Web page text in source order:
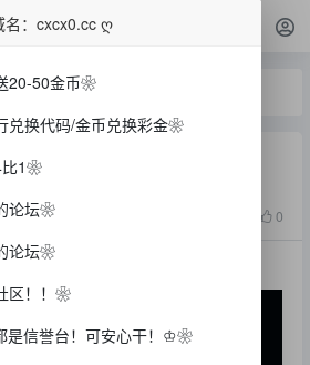
白菜
法了
0
名：cxcx0.cc ღ
20-50金币❀
兑换代码/金币兑换彩金❀
比1❀
论坛❀
论坛❀
区！！❀
是信誉台！可安心干！♔❀